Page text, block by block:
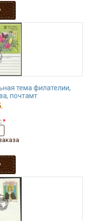
тема филателии,
почтамт
*